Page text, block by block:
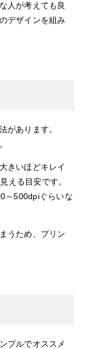
人が考えても良
デザインを組み
があります。
きいほどキレイ
える目安です。
～500dpiぐらいな
うため、プリン
プルでオススメ